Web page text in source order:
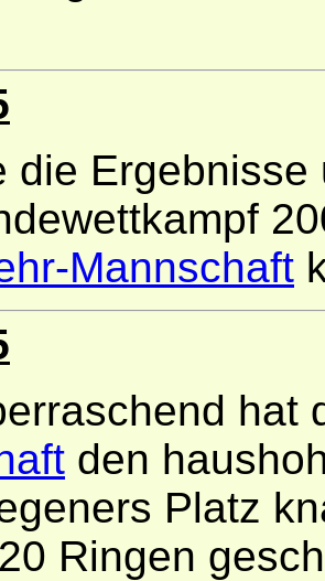
die
Mannschaft
hat
den
Platz
Ringen